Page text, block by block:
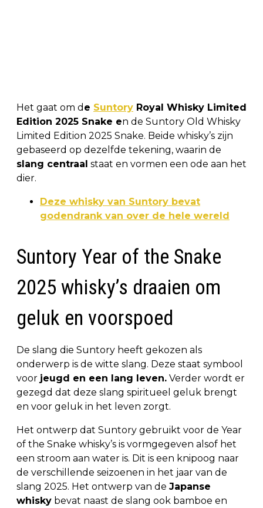
Het gaat om d e Suntory Royal Whisky Limited
Edition 2025 Snake en de Suntory Old Whisky
Limited Edition 2025 Snake. Beide whisky’s zijn
gebaseerd op dezelfde tekening, waarin de
slang centraal staat en vormen een ode aan het
dier.
Deze whisky van Suntory bevat
godendrank van over de hele wereld
Suntory Year of the Snake
2025 whisky’s draaien om
geluk en voorspoed
De slang die Suntory heeft gekozen als
onderwerp is de witte slang. Deze staat symbool
voor jeugd en een lang leven. Verder wordt er
gezegd dat deze slang spiritueel geluk brengt
en voor geluk in het leven zorgt.
Het ontwerp dat Suntory gebruikt voor de Year
of the Snake whisky’s is vormgegeven alsof het
een stroom aan water is. Dit is een knipoog naar
de verschillende seizoenen in het jaar van de
slang 2025. Het ontwerp van de Japanse
whisky bevat naast de slang ook bamboe en